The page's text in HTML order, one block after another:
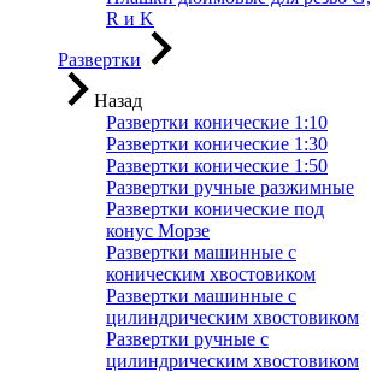
R и K
Развертки
Назад
Развертки конические 1:10
Развертки конические 1:30
Развертки конические 1:50
Развертки ручные разжимные
Развертки конические под
конус Морзе
Развертки машинные с
коническим хвостовиком
Развертки машинные с
цилиндрическим хвостовиком
Развертки ручные с
цилиндрическим хвостовиком